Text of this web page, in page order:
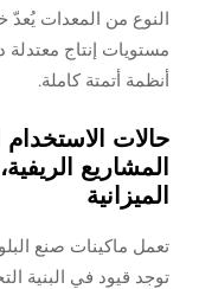
النوع من المعدات يُعدّ
مستويات إنتاج
أنظمة أتمتة كاملة.
حالات الاستخدام
المشاريع
الميزانية
تعمل ماكينات صنع
توجد قيود في البنية